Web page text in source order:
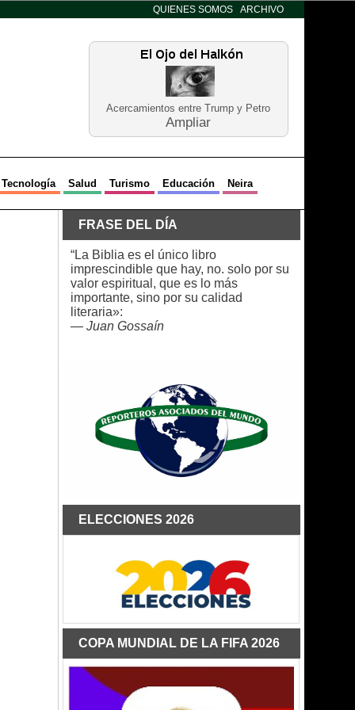
QUIENES SOMOS ARCHIVO
Acercamientos entre Trump y Petro
Ampliar
Tecnología Salud Turismo Educación Neira
FRASE DEL DÍA
“La Biblia es el único libro
imprescindible que hay, no. solo por su
valor espiritual, que es lo más
importante, sino por su calidad
literaria»:
— Juan Gossaín
ELECCIONES 2026
COPA MUNDIAL DE LA FIFA 2026